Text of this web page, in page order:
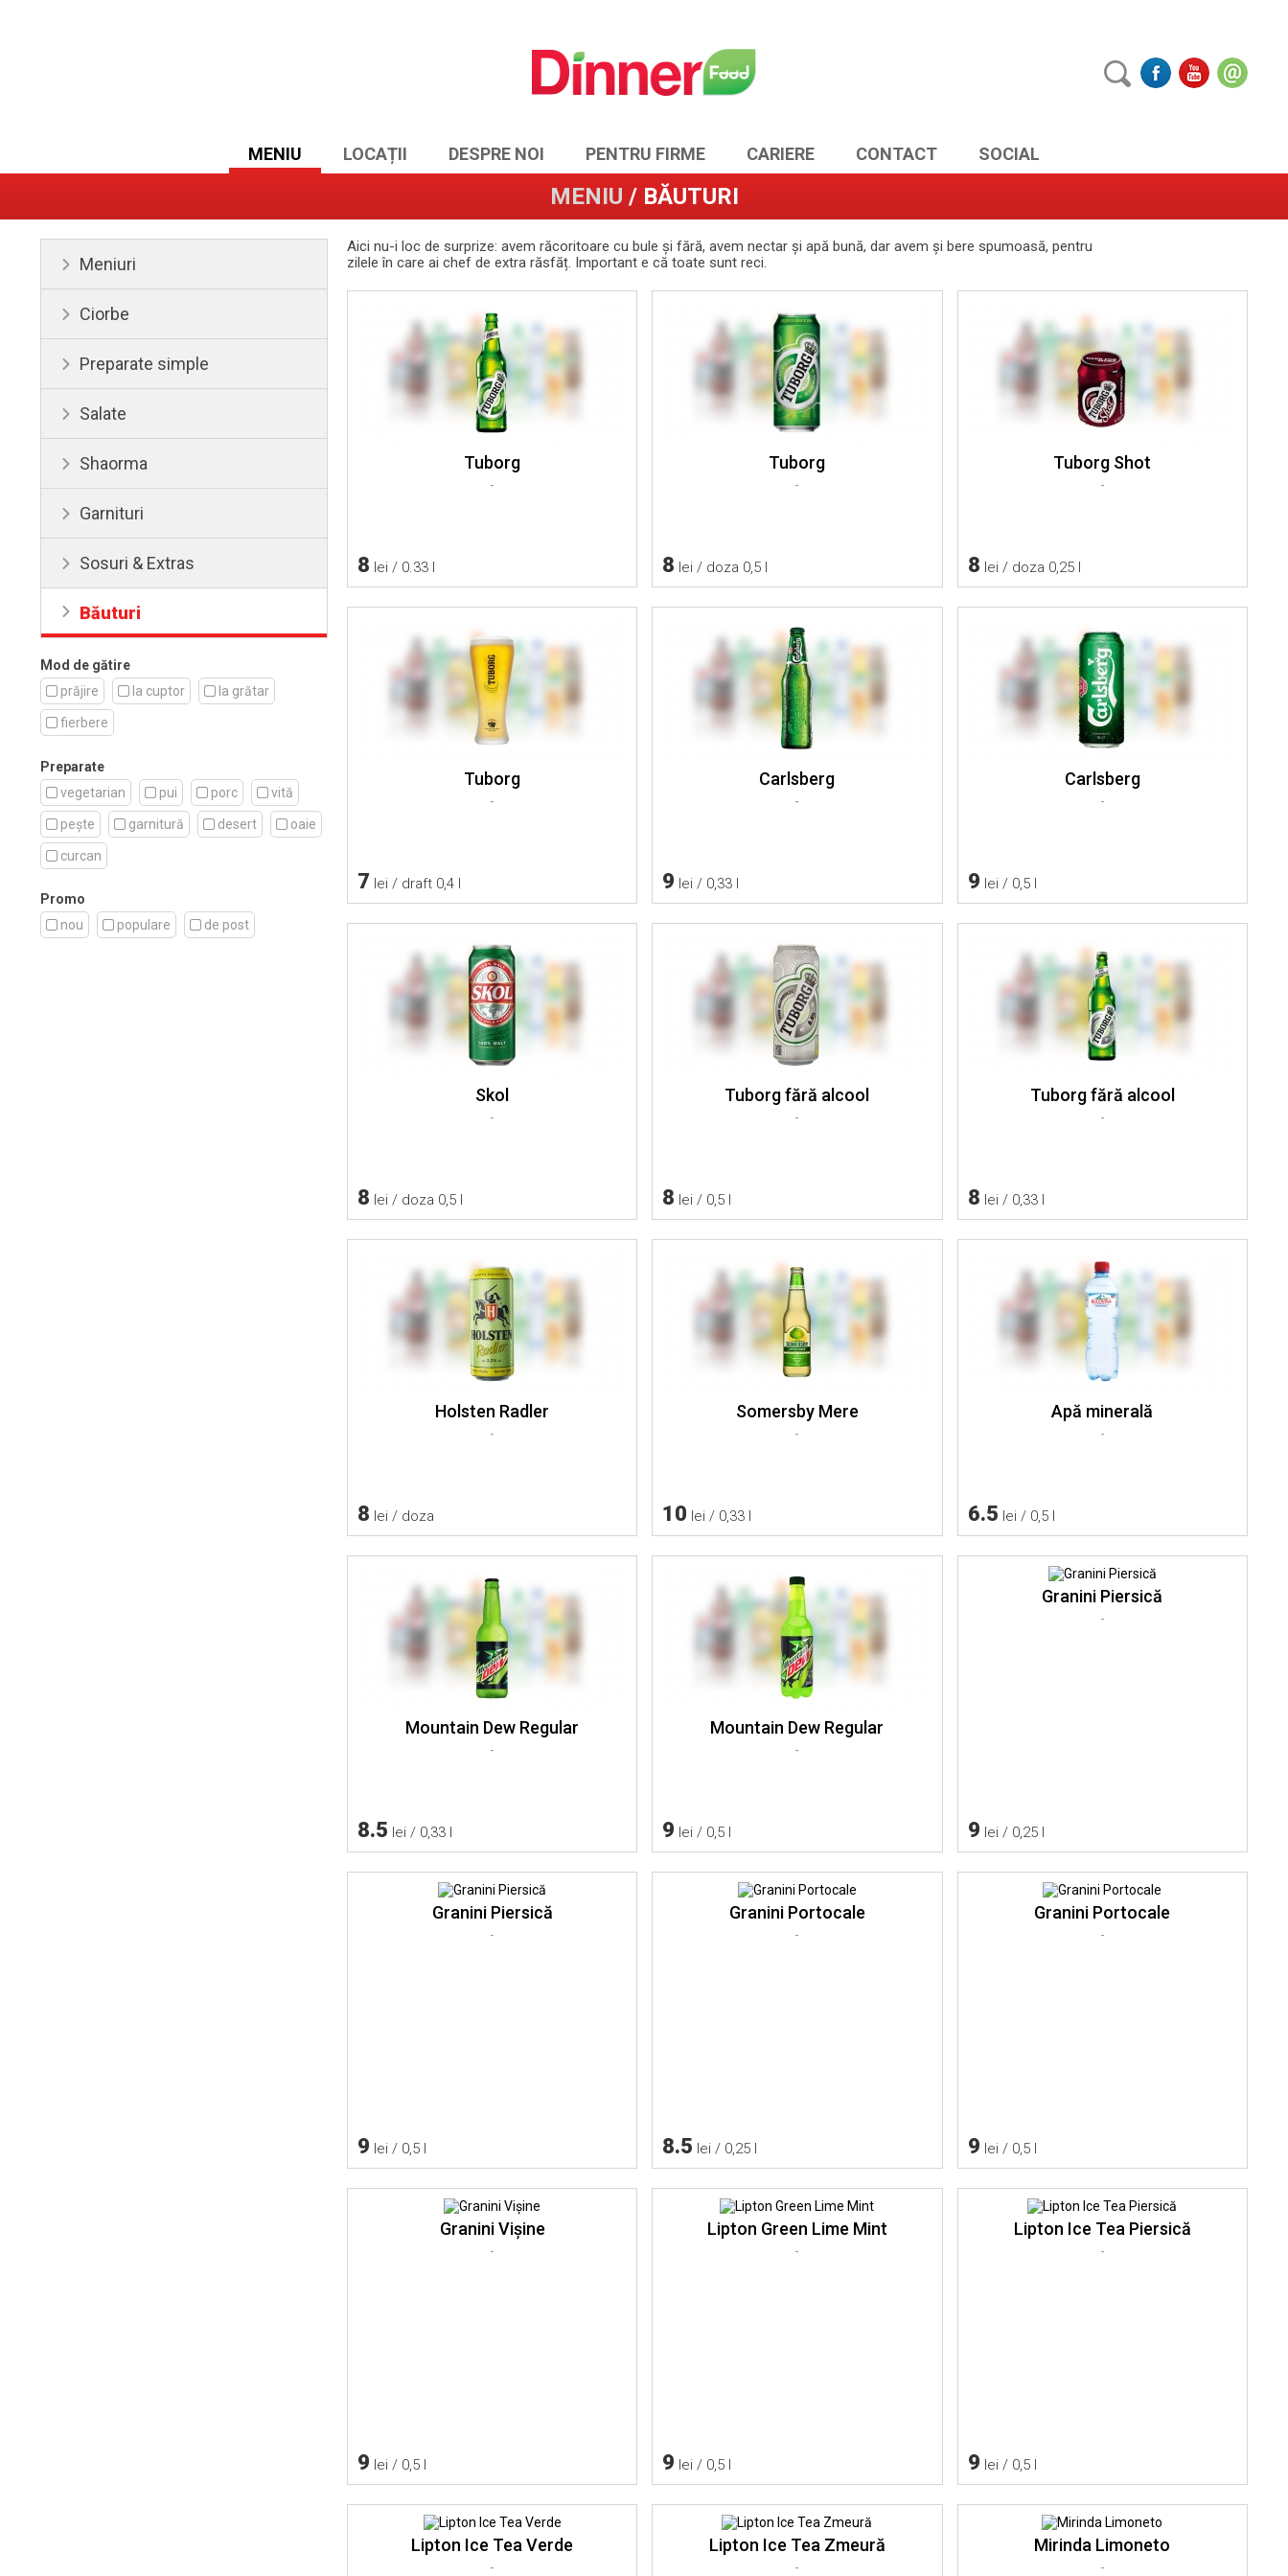
MENIU LOCAȚII DESPRE NOI PENTRU FIRME CARIERE CONTACT SOCIAL
MENIU / BĂUTURI
Aici nu-i loc de surprize: avem răcoritoare cu bule și fără, avem nectar și apă bună, dar avem și bere spumoasă, pentru
zilele în care ai chef de extra răsfăț. Important e că toate sunt reci.
Tuborg
-
8 lei / 0.33 l
Tuborg
-
8 lei / doza 0,5 l
Tuborg Shot
-
8 lei / doza 0,25 l
Tuborg
-
7 lei / draft 0,4 l
Carlsberg
-
9 lei / 0,33 l
Carlsberg
-
9 lei / 0,5 l
Skol
-
8 lei / doza 0,5 l
Tuborg fără alcool
-
8 lei / 0,5 l
Tuborg fără alcool
-
8 lei / 0,33 l
Holsten Radler
-
8 lei / doza
Somersby Mere
-
10 lei / 0,33 l
Apă minerală
-
6.5 lei / 0,5 l
Mountain Dew Regular
-
8.5 lei / 0,33 l
Mountain Dew Regular
-
9 lei / 0,5 l
Granini Piersică
-
9 lei / 0,25 l
Granini Piersică
-
9 lei / 0,5 l
Granini Portocale
-
8.5 lei / 0,25 l
Granini Portocale
-
9 lei / 0,5 l
Granini Vişine
-
9 lei / 0,5 l
Lipton Green Lime Mint
-
9 lei / 0,5 l
Lipton Ice Tea Piersică
-
9 lei / 0,5 l
Lipton Ice Tea Verde
-
Lipton Ice Tea Zmeură
-
Mirinda Limoneto
-
Meniuri
Ciorbe
Preparate simple
Salate
Shaorma
Garnituri
Sosuri & Extras
Băuturi
Mod de gătire
prăjire
la cuptor la grătar
fierbere
Preparate
vegetarian
pui porc vită
pește garnitură desert oaie
curcan
Promo
nou
populare de post